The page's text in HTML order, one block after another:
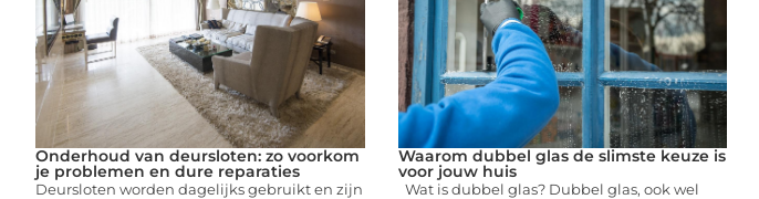
Onderhoud van deursloten: zo voorkom
je problemen en dure reparaties
Deursloten worden dagelijks gebruikt en zijn
Waarom dubbel glas de slimste keuze is
voor jouw huis
Wat is dubbel glas? Dubbel glas, ook wel